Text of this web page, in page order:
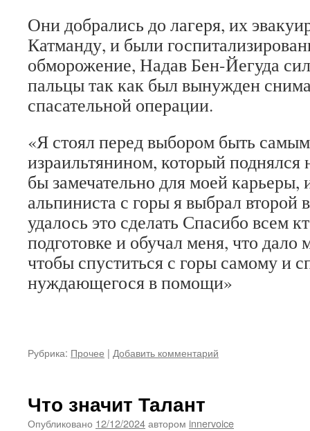
Они добрались до лагеря, их
Катманду, и были
обморожение, Надав Бен-Йегуда
пальцы так как был вынужден
спасательной операции.
«Я стоял перед выбором быть
израильтянином, который поднялся
бы замечательно для моей карьеры,
альпиниста с горы я выбрал второй
удалось это сделать Спасибо всем
подготовке и обучал меня, что дало
чтобы спуститься с горы самому и
нуждающегося в помощи»
Рубрика: Прочее | Добавить комментарий
Что значит Талант
Опубликовано 12/12/2024автором innervoice